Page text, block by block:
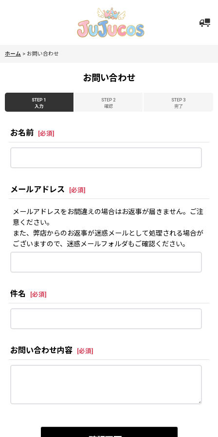
ホーム > お問い合わせ
お問い合わせ
STEP 1
入力
STEP 2
確認
STEP 3
完了
お名前 [必須]
メールアドレス [必須]
メールアドレスをお間違えの場合はお返事が届きません。ご注
意ください。
また、弊店からのお返事が迷惑メールとして処理される場合が
ございますので、迷惑メールフォルダもご確認ください。
件名 [必須]
お問い合わせ内容 [必須]